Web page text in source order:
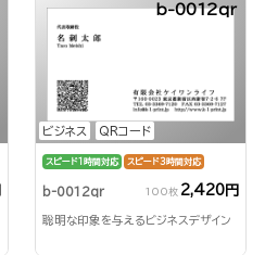
ビジネス QRコード
b-0012qr
スピード1時間対応 スピード3時間対応
b-0012qr 100枚 2,420円
聡明な印象を与えるビジネスデザイン